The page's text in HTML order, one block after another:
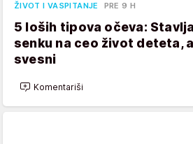
ŽIVOT I VASPITANJE PRE 9 H
5 loših tipova očeva:
senku na ceo život deteta,
svesni
Komentariši